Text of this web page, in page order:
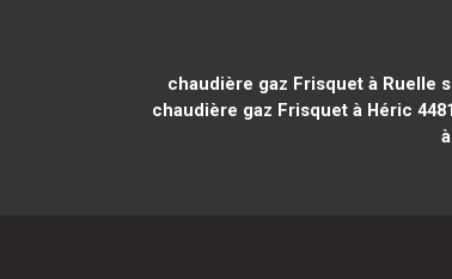
chaudière gaz Frisquet à Ruelle
chaudière gaz Frisquet à Héric